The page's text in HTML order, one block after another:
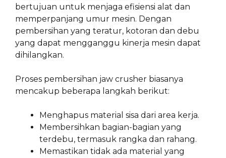
bertujuan untuk menjaga efisiensi alat dan
memperpanjang umur mesin. Dengan
pembersihan yang teratur, kotoran dan debu
yang dapat mengganggu kinerja mesin dapat
dihilangkan.
Proses pembersihan jaw crusher biasanya
mencakup beberapa langkah berikut:
Menghapus material sisa dari area kerja.
Membersihkan bagian-bagian yang
terdebu, termasuk rangka dan rahang.
Memastikan tidak ada material yang